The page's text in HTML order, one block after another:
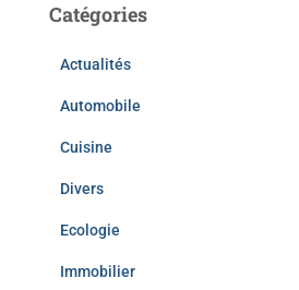
Catégories
Actualités
Automobile
Cuisine
Divers
Ecologie
Immobilier